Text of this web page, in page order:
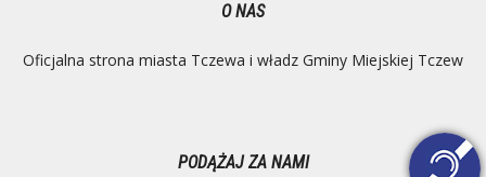
O NAS
Oficjalna strona miasta Tczewa i władz Gminy Miejskiej Tczew
PODĄŻAJ ZA NAMI